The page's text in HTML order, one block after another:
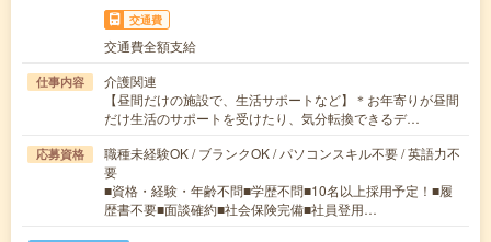
交通費
交通費全額支給
仕事内容
介護関連
【昼間だけの施設で、生活サポートなど】＊お年寄りが昼間
だけ生活のサポートを受けたり、気分転換できるデ…
応募資格
職種未経験OK / ブランクOK / パソコンスキル不要 / 英語力不
要
■資格・経験・年齢不問■学歴不問■10名以上採用予定！■履
歴書不要■面談確約■社会保険完備■社員登用…